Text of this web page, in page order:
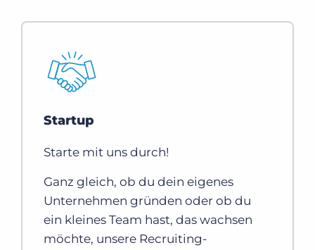
Startup
Starte mit uns durch!
Ganz gleich, ob du dein eigenes
Unternehmen gründen oder ob du
ein kleines Team hast, das wachsen
möchte, unsere Recruiting-